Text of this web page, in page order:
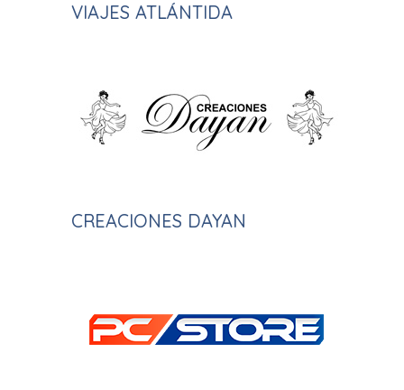
VIAJES ATLÁNTIDA
CREACIONES DAYAN